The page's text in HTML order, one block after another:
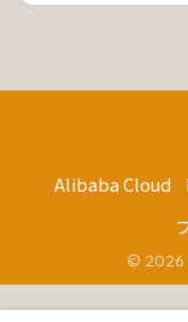
Alibaba Cloud
© 2026